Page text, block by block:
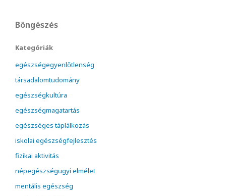
Böngészés
Kategóriák
egészségegyenlőtlenség
társadalomtudomány
egészségkultúra
egészségmagatartás
egészséges táplálkozás
iskolai egészségfejlesztés
fizikai aktivitás
népegészségügyi elmélet
mentális egészség